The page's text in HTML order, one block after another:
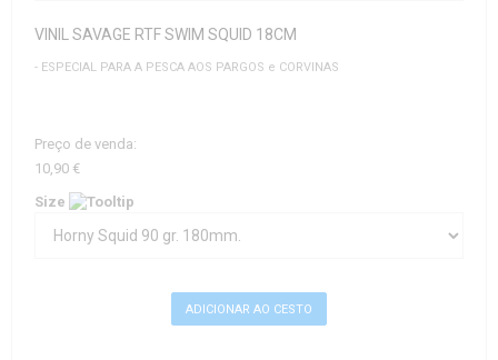
VINIL SAVAGE RTF SWIM SQUID 18CM
- ESPECIAL PARA A PESCA AOS PARGOS e CORVINAS
Preço de venda:
10,90 €
Size